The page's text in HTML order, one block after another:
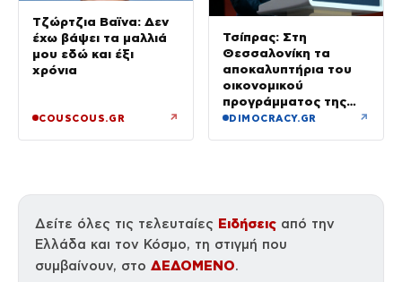
Τζώρτζια Βαϊνα: Δεν
έχω βάψει τα μαλλιά
μου εδώ και έξι
χρόνια
COUSCOUS.GR ↗
Τσίπρας: Στη
Θεσσαλονίκη τα
αποκαλυπτήρια του
οικονομικού
προγράμματος της
ΕΛ.Α.Σ.
DIMOCRACY.GR ↗
Δείτε όλες τις τελευταίες Ειδήσεις από την
Ελλάδα και τον Κόσμο, τη στιγμή που
συμβαίνουν, στο ΔΕΔΟΜΕΝΟ.